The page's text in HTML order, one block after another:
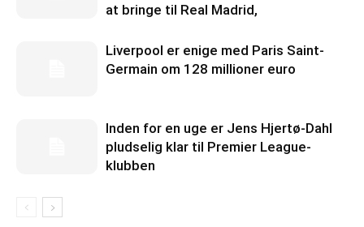
at bringe til Real Madrid,
Liverpool er enige med Paris Saint-
Germain om 128 millioner euro
Inden for en uge er Jens Hjertø-Dahl
pludselig klar til Premier League-
klubben